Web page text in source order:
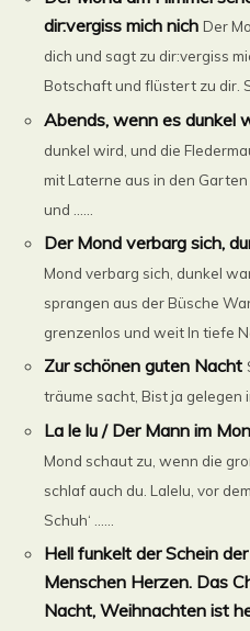
dir:vergiss mich nich Der
dich und sagt zu dir:vergiss
Botschaft und flüstert zu dir.
Abends, wenn es dunkel
dunkel wird, und die
mit Laterne aus in den
und ......
Der Mond verbarg sich,
Mond verbarg sich, dunkel
sprangen aus der Büsche
grenzenlos und weit In tiefe
Zur schönen guten Nacht
träume sacht, Bist ja gelegen
La le lu / Der Mann im
Mond schaut zu, wenn die
schlaf auch du. Lalelu, vor
Schuh‘ ......
Hell funkelt der Schein
Menschen Herzen. Das
Nacht, Weihnachten ist